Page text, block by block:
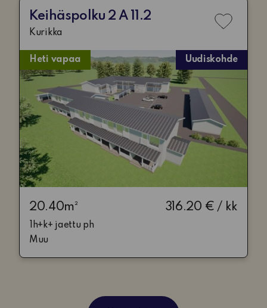
Keihäspolku 2 A 11.2
Kurikka
Lisää
Heti vapaa Uudiskohde
20.40m²
1h+k+ jaettu ph
Muu
316.20 € / kk